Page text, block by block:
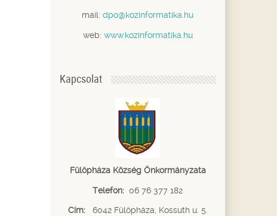
mail:dpo@kozinformatika.hu
web: www.kozinformatika.hu
Kapcsolat
Fülöpháza Község Önkormányzata
Telefon: 06 76 377 182
Cím: 6042 Fülöpháza, Kossuth u. 5.